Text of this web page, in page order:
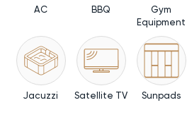
AC BBQ
Gym
Equipment
Jacuzzi Satellite TV Sunpads